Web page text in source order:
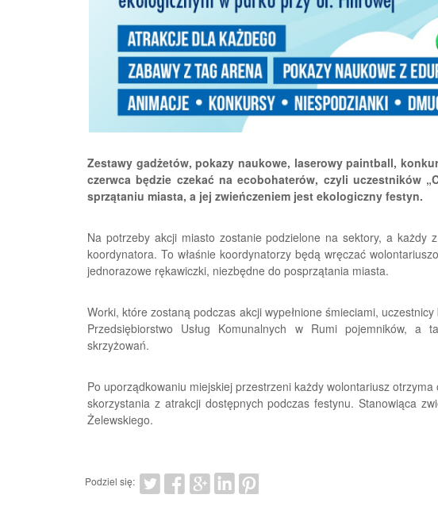
Zestawy gadżetów, pokazy naukowe, laserowy paintball,
czerwca będzie czekać na ecobohaterów, czyli uczestników
sprzątaniu miasta, a jej zwieńczeniem jest ekologiczny festyn.
Na potrzeby akcji miasto zostanie podzielone na sektory, a każdy
koordynatora. To właśnie koordynatorzy będą wręczać
jednorazowe rękawiczki, niezbędne do posprzątania miasta.
Worki, które zostaną podczas akcji wypełnione śmieciami,
Przedsiębiorstwo Usług Komunalnych w Rumi pojemników, a
skrzyżowań.
Po uporządkowaniu miejskiej przestrzeni każdy wolontariusz
skorzystania z atrakcji dostępnych podczas festynu. Stanowiąca
Żelewskiego.
Podziel się: